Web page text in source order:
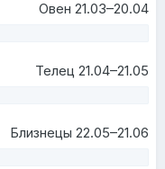
Овен 21.03–20.04
Телец 21.04–21.05
Близнецы 22.05–21.06